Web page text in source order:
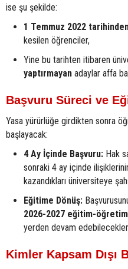
ise şu şekilde:
1 Temmuz 2022
kesilen öğrenciler,
Yine bu tarihten itibaren
yaptırmayan adaylar affa
Başvuru Süreci ve
Yasa yürürlüğe girdikten sonra
başlayacak:
4 Ay İçinde Başvuru: Hak
sonraki 4 ay içinde
kazandıkları üniversiteye
Eğitime Dönüş:
2026-2027 eğitim-öğretim
yerden devam
Kimler Kapsam Dışı